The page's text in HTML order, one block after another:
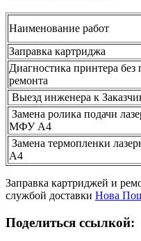
Наименование работ
Заправка картриджа
Диагностика принтера
ремонта
Выезд инженера к
Замена ролика подачи
МФУ А4
Замена термопленки
А4
Заправка картриджей и
службой доставки Нова
Поделиться ссылкой: